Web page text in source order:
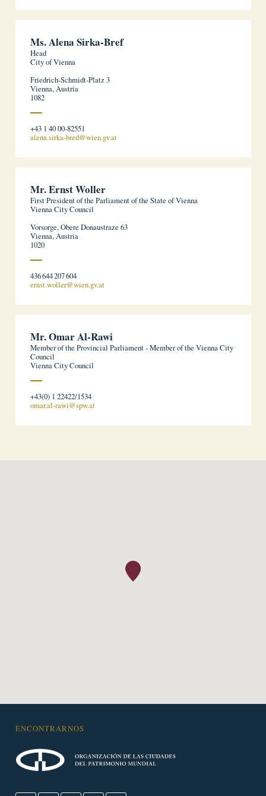
Ms. Alena Sirka-Bref
Head
City of Vienna
Friedrich-Schmidt-Platz 3
Vienna, Austria
1082
+43 1 40 00-82551
alena.sirka-bred@wien.gv.at
Mr. Ernst Woller
First President of the Parliament of the State of Vienna
Vienna City Council
Vorsorge, Obere Donaustraze 63
Vienna, Austria
1020
436 644 207 604
ernst.woller@wien.gv.at
Mr. Omar Al-Rawi
Member of the Provincial Parliament - Member of the Vienna City
Council
Vienna City Council
+43(0) 1 22422/1534
omar.al-rawi@spw.at
ENCONTRARNOS